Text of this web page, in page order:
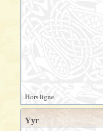
Hors ligne
Yyr